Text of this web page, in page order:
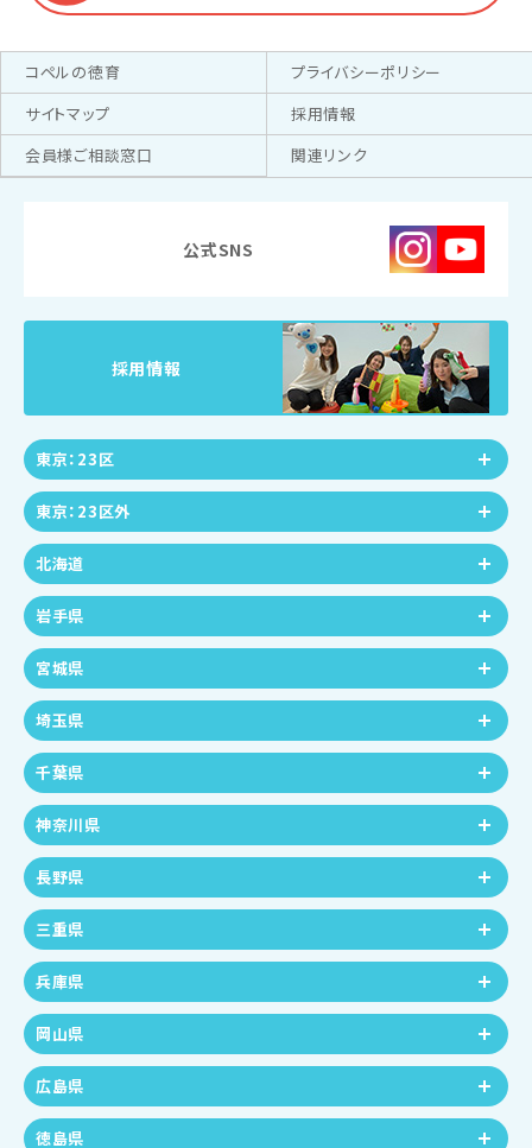
コペルの徳育
プライバシーポリシー
サイトマップ
採用情報
会員様ご相談窓口
関連リンク
公式SNS
採用情報
東京：23区
東京：23区外
北海道
岩手県
宮城県
埼玉県
千葉県
神奈川県
長野県
三重県
兵庫県
岡山県
広島県
徳島県